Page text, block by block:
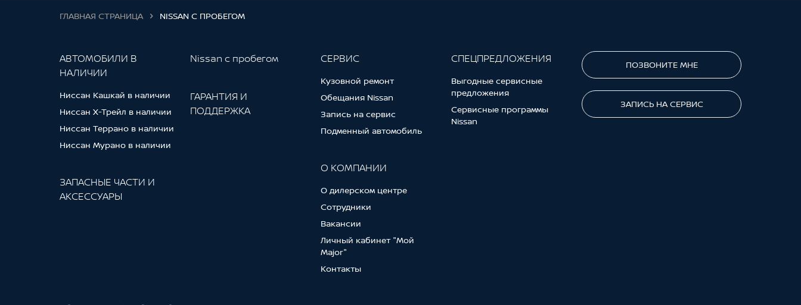
ГЛАВНАЯ СТРАНИЦА NISSAN С ПРОБЕГОМ
АВТОМОБИЛИ В
НАЛИЧИИ
Ниссан Кашкай в наличии
Ниссан Х-Трейл в наличии
Ниссан Террано в наличии
Ниссан Мурано в наличии
ЗАПАСНЫЕ ЧАСТИ И
АКСЕССУАРЫ
Nissan с пробегом
ГАРАНТИЯ И
ПОДДЕРЖКА
СЕРВИС
Кузовной ремонт
Обещания Nissan
Запись на сервис
Подменный автомобиль
О КОМПАНИИ
О дилерском центре
Сотрудники
Вакансии
Личный кабинет "Мой
Major"
Контакты
СПЕЦПРЕДЛОЖЕНИЯ
Выгодные сервисные
предложения
Сервисные программы
Nissan
ПОЗВОНИТЕ МНЕ
ЗАПИСЬ НА СЕРВИС